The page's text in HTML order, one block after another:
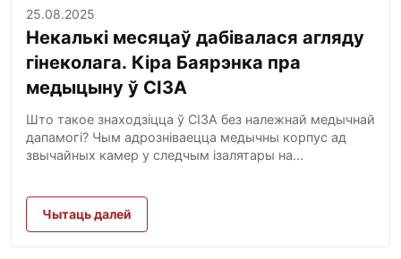
25.08.2025
Некалькі месяцаў дабівалася агляду
гінеколага. Кіра Баярэнка пра
медыцыну ў СІЗА
Што такое знаходзіцца ў СІЗА без належнай медычнай
дапамогі? Чым адрозніваецца медычны корпус ад
звычайных камер у следчым ізалятары на...
Чытаць далей